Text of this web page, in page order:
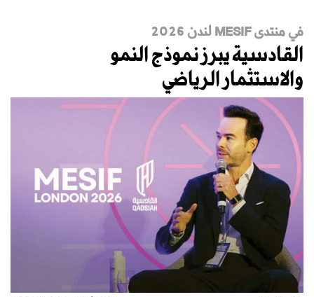
في منتدى MESIF لندن 2026
القادسية يبرز نموذج النمو
والاستثمار الرياضي